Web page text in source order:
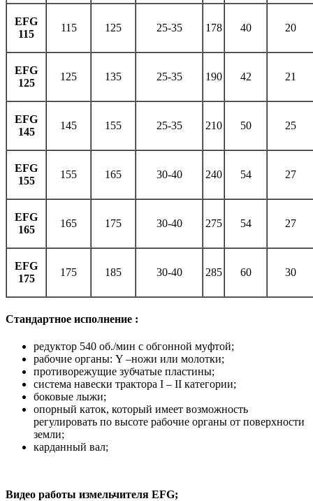
EFG
115
115 125 25-35 178 40 20
EFG
125
125 135 25-35 190 42 21
EFG
145
145 155 25-35 210 50 25
EFG
155
155 165 30-40 240 54 27
EFG
165
165 175 30-40 275 54 27
EFG
175
175 185 30-40 285 60 30
Стандартное исполнение :
редуктор 540 oб./мин с обгонной муфтой;
рабочие органы: Y –ножи или молотки;
противорежущие зубчатые пластины;
система навески трактора I – II категории;
боковые лыжи;
опорный каток, который имеет возможность
регулировать по высоте рабочие органы от поверхности
земли;
карданный вал;
Видео работы измельчителя EFG;